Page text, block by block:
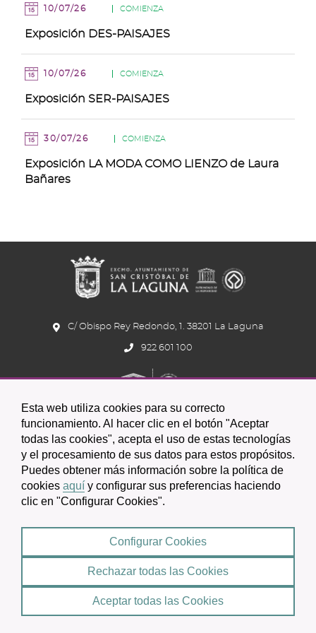
Esta web utiliza cookies para su correcto
funcionamiento. Al hacer clic en el botón "Aceptar
todas las cookies", acepta el uso de estas tecnologías
y el procesamiento de sus datos para estos propósitos.
Puedes obtener más información sobre la política de
cookies aquí y configurar sus preferencias haciendo
clic en "Configurar Cookies".
Configurar Cookies
Rechazar todas las Cookies
Aceptar todas las Cookies
10/07/26 COMIENZA
Exposición DES-PAISAJES
10/07/26 COMIENZA
Exposición SER-PAISAJES
30/07/26 COMIENZA
Exposición LA MODA COMO LIENZO de Laura
Bañares
C/ Obispo Rey Redondo, 1. 38201 La Laguna
922 601 100
Icono
circular
Icono
de
facebook
Icono
circular
Icono
de
twitter
Icono
circular
Icono
de
2026 © Excmo. Ayuntamiento de San Cristóbal de La Laguna
Condiciones de uso
|